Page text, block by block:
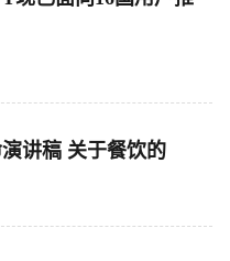
讲稿 关于餐饮的